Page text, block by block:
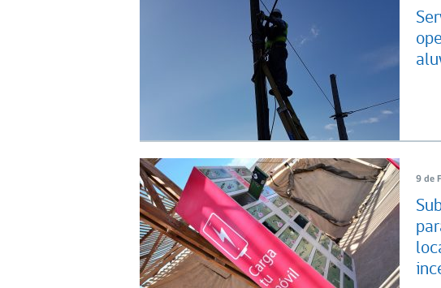
9 de